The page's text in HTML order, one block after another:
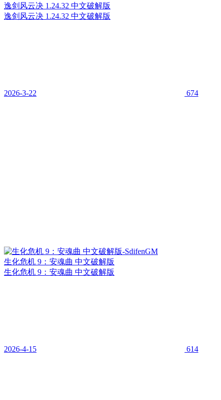
逸剑风云决 1.24.32 中文破解版
逸剑风云决 1.24.32 中文破解版
2026-3-22 674
生化危机 9：安魂曲 中文破解版
生化危机 9：安魂曲 中文破解版
2026-4-15 614